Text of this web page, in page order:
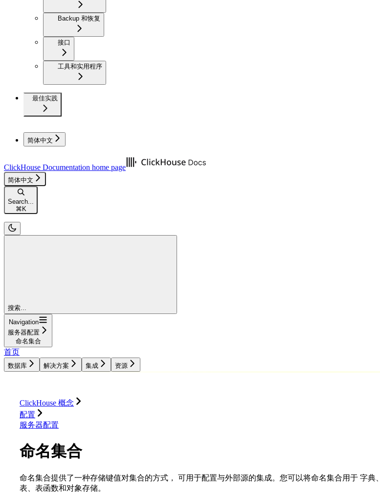
Backup 和恢复
接口
工具和实用程序
最佳实践
简体中文
ClickHouse Documentation home page
简体中文
Search...
⌘ K
搜索...
Navigation
服务器配置
命名集合
首页
数据库 解决方案 集成 资源
ClickHouse 概念
配置
服务器配置
命名集合
命名集合提供了一种存储键值对集合的方式， 可用于配置与外部源的集成。您可以将命名集合用于 字典、
表、表函数和对象存储。